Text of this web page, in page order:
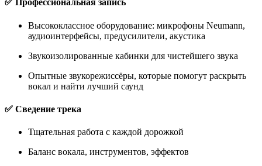
✅ Профессиональная запись
Высококлассное оборудование: микрофоны Neumann,
аудиоинтерфейсы, предусилители, акустика
Звукоизолированные кабинки для чистейшего звука
Опытные звукорежиссёры, которые помогут раскрыть
вокал и найти лучший саунд
✅ Сведение трека
Тщательная работа с каждой дорожкой
Баланс вокала, инструментов, эффектов